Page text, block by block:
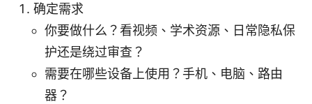
确定需求
你要做什么？看视频、学术资源、日常隐私保
护还是绕过审查？
需要在哪些设备上使用？手机、电脑、路由
器？